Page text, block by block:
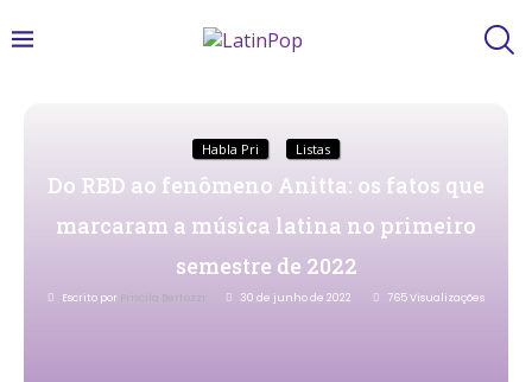
Habla Pri Listas
Do RBD ao fenômeno Anitta: os fatos que
marcaram a música latina no primeiro
semestre de 2022
Escrito por Priscila Bertozzi 30 de junho de 2022 765Visualizações